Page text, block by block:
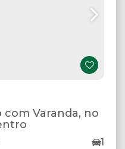
Varanda, no
1